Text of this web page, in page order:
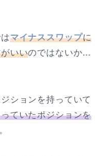
マイナススワップに
いいのではないか…
ションを持っていて
ていたポジションを